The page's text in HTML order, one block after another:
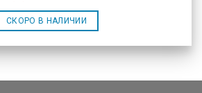
СКОРО В НАЛИЧИИ